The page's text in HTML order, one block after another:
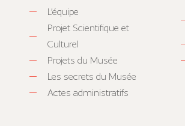
L’équipe
Projet Scientifique et
Culturel
Projets du Musée
Les secrets du Musée
Actes administratifs